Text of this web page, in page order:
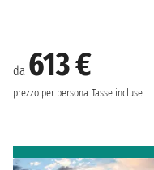
da 613 €
prezzo per persona Tasse incluse